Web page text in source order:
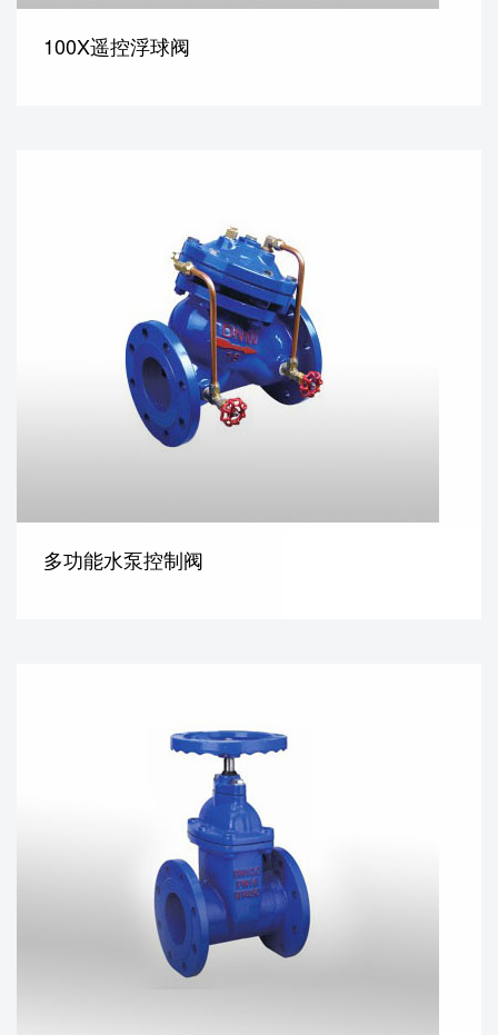
100X遥控浮球阀
多功能水泵控制阀